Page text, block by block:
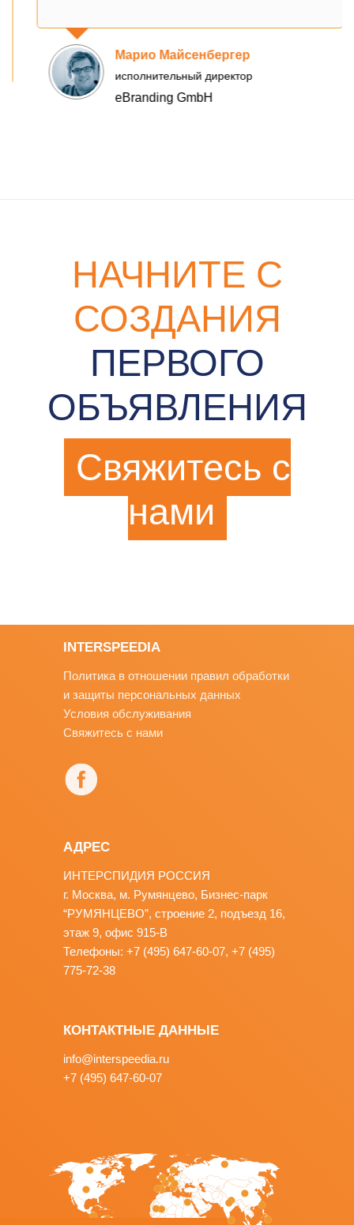
Марио Майсенбергер
исполнительный директор
eBranding GmbH
СОЗДАНИЯ
ПЕРВОГО
ОБЪЯВЛЕНИЯ
Свяжитесь с
нами
и защиты персональных данных
Свяжитесь с нами
АДРЕС
г. Москва, м. Румянцево, Бизнес-парк
“РУМЯНЦЕВО”, строение 2, подъезд 16,
этаж 9, офис 915-В
Телeфоны: +7 (495) 647-60-07, +7 (495)
775-72-38
КОНТАКТНЫЕ ДАННЫЕ
+7 (495) 647-60-07